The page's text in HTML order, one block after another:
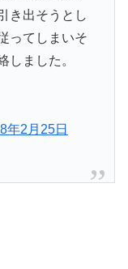
き出そうとし
ってしまいそ
しました。
年2月25日